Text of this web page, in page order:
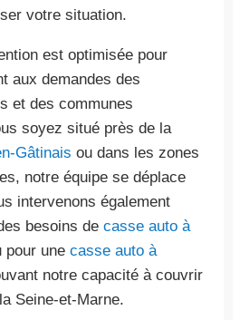
votre situation.
est optimisée pour
aux demandes des
et des communes
soyez situé près de la
Gâtinais ou dans les zones
notre équipe se déplace
intervenons également
besoins de casse auto à
pour une casse auto à
notre capacité à couvrir
Seine-et-Marne.